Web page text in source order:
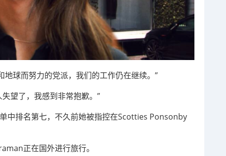
球而努力的党派，我们的工作仍在继续。”
望了，我感到非常抱歉。”
中排名第七，不久前她被指控在Scotties Ponsonby
正在国外进行旅行。